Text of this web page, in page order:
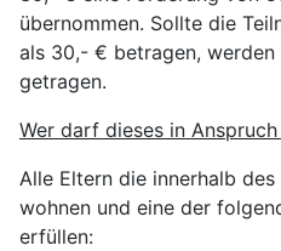
übernommen. Sollte die
als 30,- € betragen,
getragen.
Wer darf dieses in Anspruch
Alle Eltern die innerhalb
wohnen und eine der
erfüllen: